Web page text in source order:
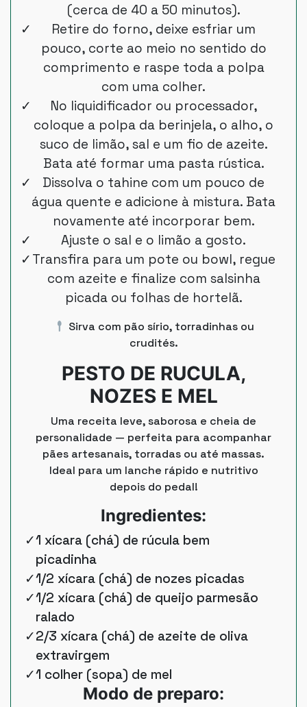
(cerca de 40 a 50 minutos).
Retire do forno, deixe esfriar um
pouco, corte ao meio no sentido do
comprimento e raspe toda a polpa
com uma colher.
No liquidificador ou processador,
coloque a polpa da berinjela, o alho, o
suco de limão, sal e um fio de azeite.
Bata até formar uma pasta rústica.
Dissolva o tahine com um pouco de
água quente e adicione à mistura. Bata
novamente até incorporar bem.
Ajuste o sal e o limão a gosto.
Transfira para um pote ou bowl, regue
com azeite e finalize com salsinha
picada ou folhas de hortelã.
Sirva com pão sírio, torradinhas ou
crudités.
PESTO DE RUCULA,
NOZES E MEL
Uma receita leve, saborosa e cheia de
personalidade — perfeita para acompanhar
pães artesanais, torradas ou até massas.
Ideal para um lanche rápido e nutritivo
depois do pedal!
Ingredientes:
1 xícara (chá) de rúcula bem
picadinha
1/2 xícara (chá) de nozes picadas
1/2 xícara (chá) de queijo parmesão
ralado
2/3 xícara (chá) de azeite de oliva
extravirgem
1 colher (sopa) de mel
Modo de preparo: